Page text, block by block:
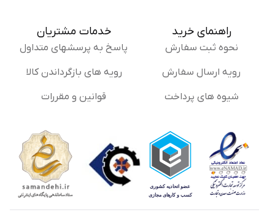
راهنمای خرید
نحوه ثبت سفارش
رویه ارسال سفارش
شیوه های پرداخت
خدمات مشتریان
پاسخ به پرسشهای متداول
رویه های بازگرداندن کالا
قوانین و مقررات